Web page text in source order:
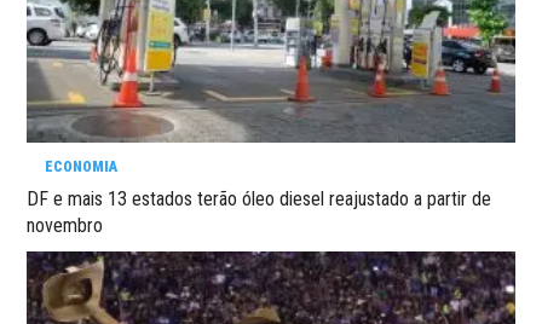
ECONOMIA
DF e mais 13 estados terão óleo diesel reajustado a partir de
novembro